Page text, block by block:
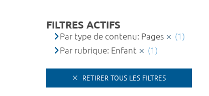
FILTRES ACTIFS
Par type de contenu: Pages
(1)
Par rubrique: Enfant
(1)
RETIRER TOUS LES FILTRES